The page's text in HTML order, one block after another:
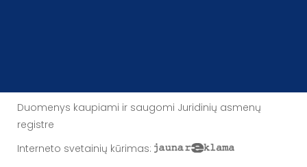
Duomenys kaupiami ir saugomi Juridinių asmenų
registre
Interneto svetainių kūrimas: